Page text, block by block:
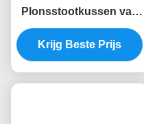
Plonsstootkussen van
het glasvezelwater de
Antistatische Kinderen
Rose Flower Water
Krijg Beste Prijs